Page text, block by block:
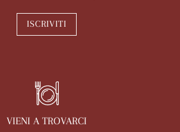
ISCRIVITI
VIENI A TROVARCI